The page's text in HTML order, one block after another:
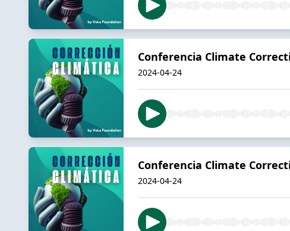
Conferencia Climate
2024-04-24
Conferencia Climate
2024-04-24